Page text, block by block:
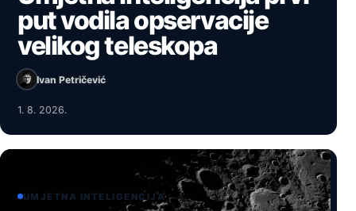
put vodila opservacije
velikog teleskopa
Ivan Petričević
1. 8. 2026.
UMJETNA INTELIGENCIJA